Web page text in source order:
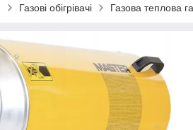
Газові обігрівачі Газова теплова